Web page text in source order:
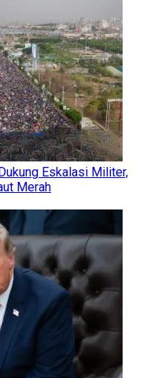
Eskalasi Militer,
Merah